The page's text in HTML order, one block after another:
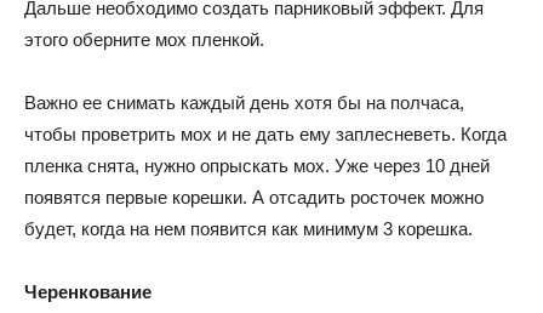
Дальше необходимо создать парниковый эффект. Для
этого оберните мох пленкой.
Важно ее снимать каждый день хотя бы на полчаса,
чтобы проветрить мох и не дать ему заплесневеть. Когда
пленка снята, нужно опрыскать мох. Уже через 10 дней
появятся первые корешки. А отсадить росточек можно
будет, когда на нем появится как минимум 3 корешка.
Черенкование